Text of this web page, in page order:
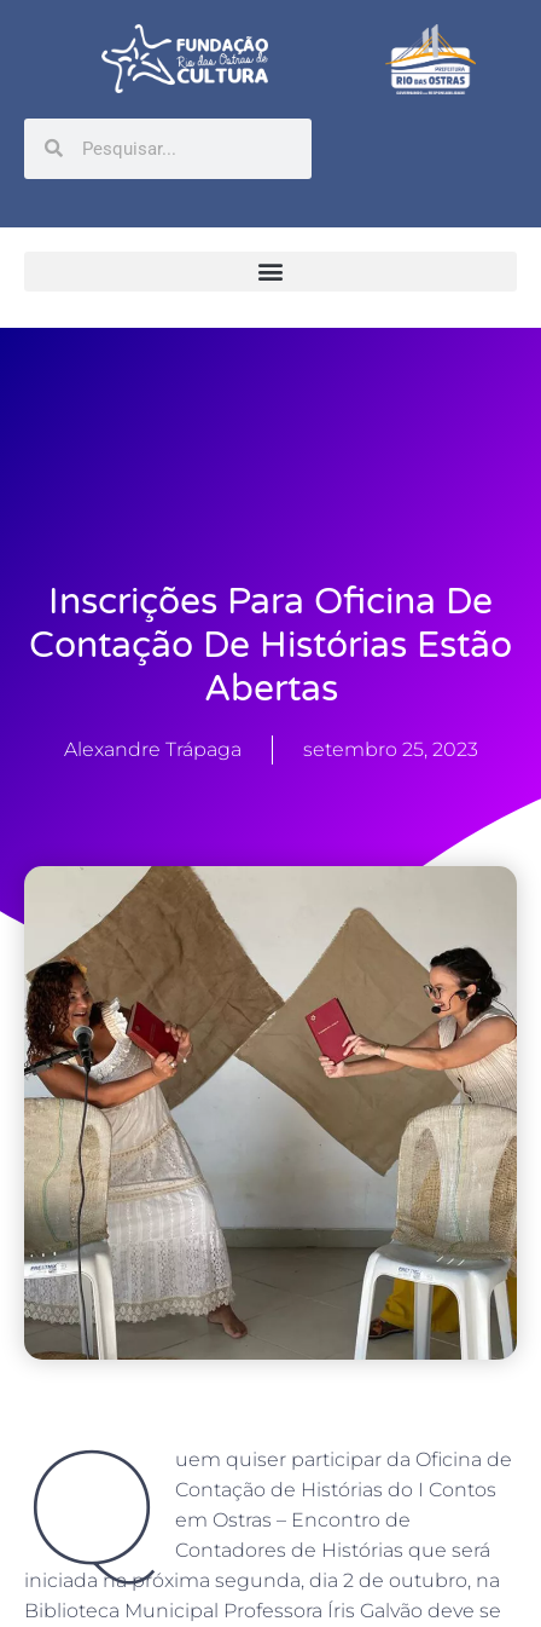
Inscrições Para Oficina De
Contação De Histórias Estão
Abertas
Alexandre Trápaga setembro 25, 2023
Q
uem quiser participar da Oficina de
Contação de Histórias do I Contos
em Ostras – Encontro de
Contadores de Histórias que será
iniciada na próxima segunda, dia 2 de outubro, na
Biblioteca Municipal Professora Íris Galvão deve se